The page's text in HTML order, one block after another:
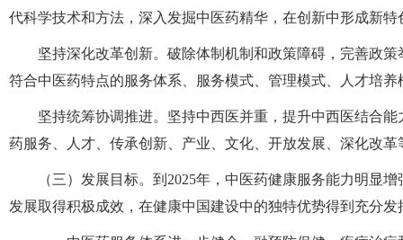
代科学技术和方法，深入发掘中医药精华，在创新中形成新
坚持深化改革创新。破除体制机制和政策障碍，完善政
符合中医药特点的服务体系、服务模式、管理模式、人才培
坚持统筹协调推进。坚持中西医并重，提升中西医结合
药服务、人才、传承创新、产业、文化、开放发展、深化改
（三）发展目标。到2025年，中医药健康服务能力明显
发展取得积极成效，在健康中国建设中的独特优势得到充分发